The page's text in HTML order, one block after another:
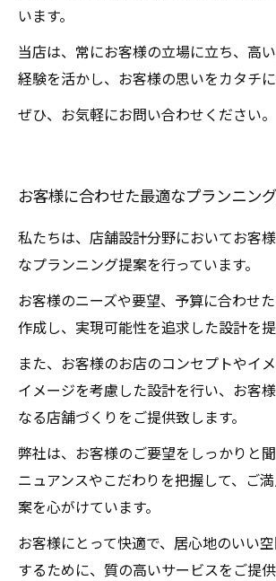
います。
当店は、常にお客様の立場に立ち、高
経験を活かし、お客様の思いをカタチに
ぜひ、お気軽にお問い合わせください。
お客様に合わせた最適なプランニン
私たちは、店舗設計分野においてお客
なプランニング提案を行っています。
お客様のニーズや要望、予算に合わせ
作成し、実現可能性を追求した設計を提
また、お客様のお店のコンセプトやイ
イメージを考慮した設計を行い、お客
なる店舗づくりをご提供致します。
弊社は、お客様のご要望をしっかりと
ニュアンスやこだわりを把握して、ご
案を心がけています。
お客様にとって快適で、居心地のいい
するために、質の高いサービスをご提供